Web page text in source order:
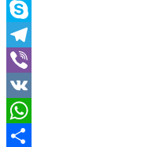
Odnoklassniki
Skype
Telegram
Viber
VK
WhatsApp